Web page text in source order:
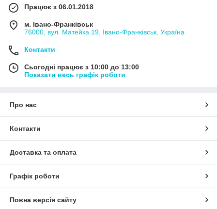
Працює з 06.01.2018
м. Івано-Франківськ
76000, вул. Матейка 19, Івано-Франківськ, Україна
Контакти
Сьогодні працює з 10:00 до 13:00
Показати весь графік роботи
Про нас
Контакти
Доставка та оплата
Графік роботи
Повна версія сайту